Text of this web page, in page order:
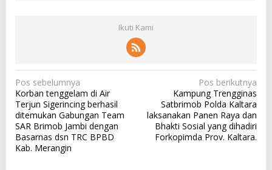
Ikuti Kami
N
a
v
i
g
Pos sebelumnya
Korban tenggelam di Air
Terjun Sigerincing berhasil
ditemukan Gabungan Team
SAR Brimob Jambi dengan
Basarnas dsn TRC BPBD
Kab. Merangin
Pos berikutnya
Kampung Trengginas
Satbrimob Polda Kaltara
laksanakan Panen Raya dan
Bhakti Sosial yang dihadiri
Forkopimda Prov. Kaltara.